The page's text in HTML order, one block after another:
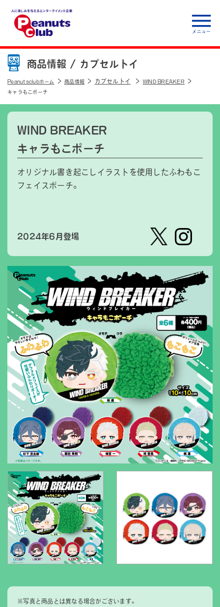
人に楽しみを与えるエ
ンターテイメント企
業 Peanuts club
商品情報 / カプセルトイ
Peanutsclubホーム 商品情報 カプセルトイ WIND BREAKER
キャラもこポーチ
WIND BREAKER
キャラもこポーチ
オリジナル書き起こしイラストを使用したふわもこ
フェイスポーチ。
2024年6月登場
ツクラ
ブのカ
プセル
トイの
Xはこ
ちら
ツ・ク
ラブ
カプセ
メーカ
ーの人
（公
式）のI
nstag
ramは
※写真と商品とは異なる場合がございます。